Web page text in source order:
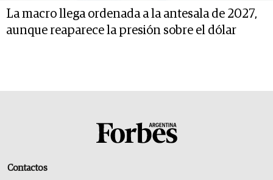
La macro llega ordenada a la antesala de 2027,
aunque reaparece la presión sobre el dólar
Contactos